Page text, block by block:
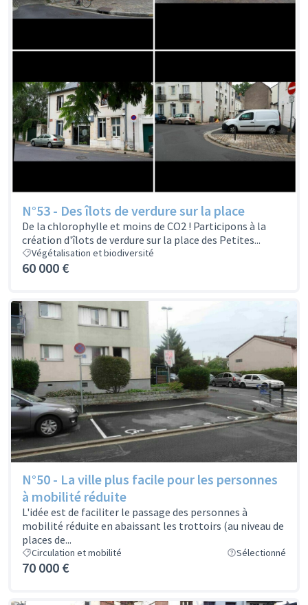
N°53 - Des îlots de verdure sur la place
De la chlorophylle et moins de CO2 ! Participons à la
création d'îlots de verdure sur la place des Petites...
Végétalisation et biodiversité
60 000 €
N°50 - La ville plus facile pour les personnes
à mobilité réduite
L'idée est de faciliter le passage des personnes à
mobilité réduite en abaissant les trottoirs (au niveau de
places de...
Circulation et mobilité Sélectionné
70 000 €